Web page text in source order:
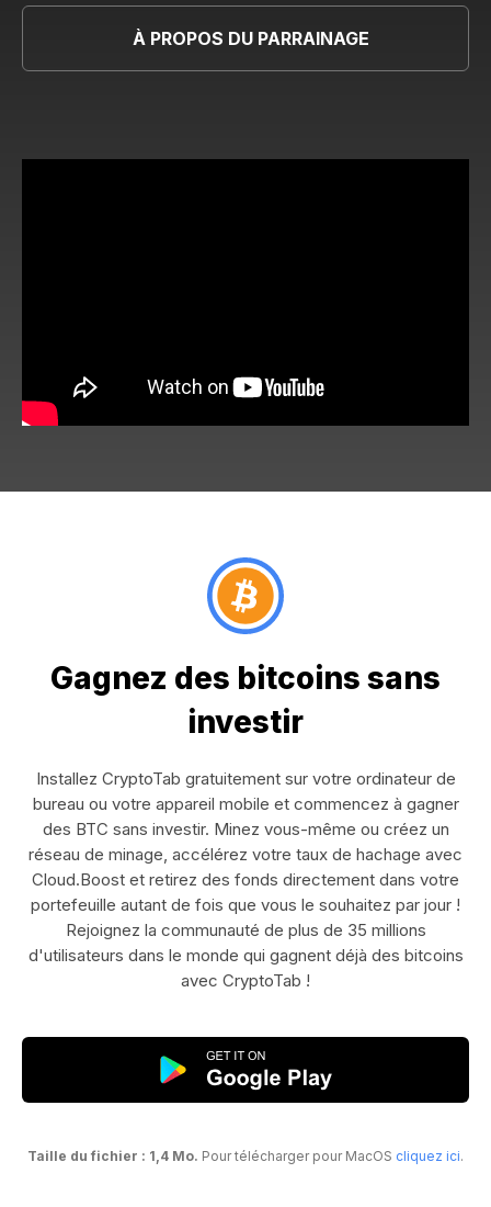
À PROPOS DU PARRAINAGE
Gagnez des bitcoins sans
investir
Installez CryptoTab gratuitement sur votre ordinateur de
bureau ou votre appareil mobile et commencez à gagner
des BTC sans investir. Minez vous-même ou créez un
réseau de minage, accélérez votre taux de hachage avec
Cloud.Boost et retirez des fonds directement dans votre
portefeuille autant de fois que vous le souhaitez par jour !
Rejoignez la communauté de plus de 35 millions
d'utilisateurs dans le monde qui gagnent déjà des bitcoins
avec CryptoTab !
Taille du fichier : 1,4 Mo. Pour télécharger pour MacOS cliquez ici.